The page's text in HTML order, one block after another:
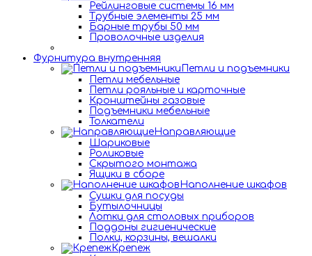
Рейлинговые системы 16 мм
Трубные элементы 25 мм
Барные трубы 50 мм
Проволочные изделия
Фурнитура внутренняя
Петли и подъемники
Петли мебельные
Петли рояльные и карточные
Кронштейны газовые
Подъемники мебельные
Толкатели
Направляющие
Шариковые
Роликовые
Скрытого монтажа
Ящики в сборе
Наполнение шкафов
Сушки для посуды
Бутылочницы
Лотки для столовых приборов
Поддоны гигиенические
Полки, корзины, вешалки
Крепеж